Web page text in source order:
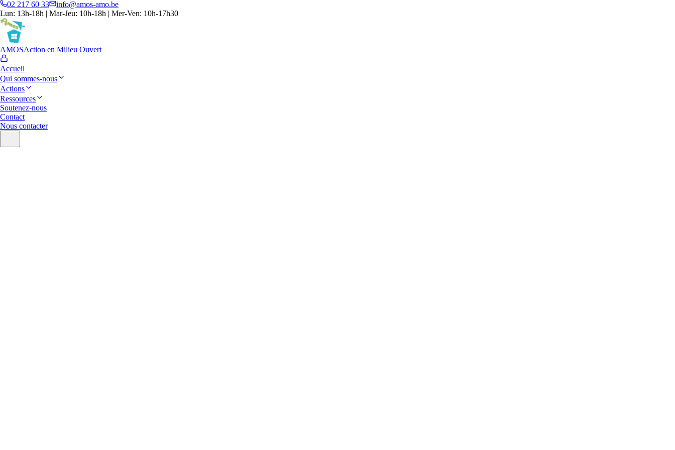
02 217 60 33
info@amos-amo.be
Lun: 13h-18h | Mar-Jeu: 10h-18h | Mer-Ven: 10h-17h30
AMOSAction en Milieu Ouvert
Accueil
Qui sommes-nous
Actions
Ressources
Soutenez-nous
Contact
Nous contacter